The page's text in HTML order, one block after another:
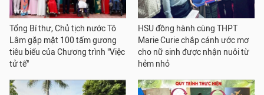
Tổng Bí thư, Chủ tịch nước Tô
Lâm gặp mặt 100 tấm gương
tiêu biểu của Chương trình "Việc
tử tế"
HSU đồng hành cùng THPT
Marie Curie chắp cánh ước mơ
cho nữ sinh được nhận nuôi từ
hẻm nhỏ